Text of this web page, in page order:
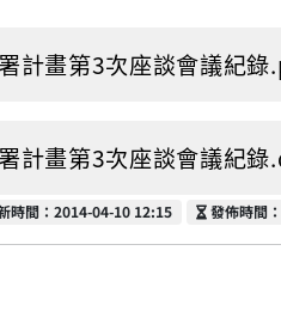
計畫第3次座談會議紀
計畫第3次座談會議紀
時間
時間：2014-04-10 12:15 發佈時間
發佈時間